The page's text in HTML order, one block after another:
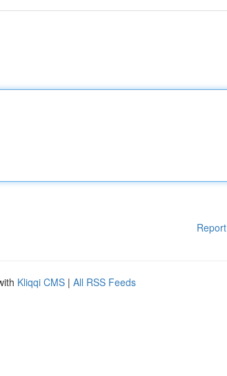
Kliqqi CMS | All RSS Feeds